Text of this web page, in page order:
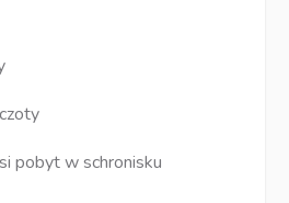
pobyt w schronisku